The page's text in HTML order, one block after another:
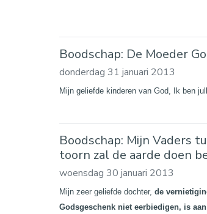
Boodschap: De Moeder
donderdag 31 januari 2013
Mijn geliefde kinderen van God, Ik ben
Boodschap: Mijn Vaders
toorn zal de aarde doen
woensdag 30 januari 2013
Mijn zeer geliefde dochter, de
Godsgeschenk niet eerbiedigen, is